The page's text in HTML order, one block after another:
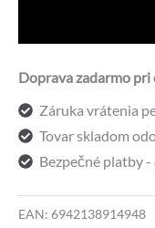
a
stien
bazéna
Bestway
Doprava zadarmo pri
Záruka vrátenia
Tovar skladom
Bezpečné platby
EAN: 6942138914948